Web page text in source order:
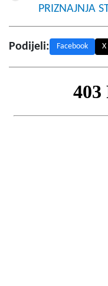
PRIZNAJNJA
Podijeli: Facebook X